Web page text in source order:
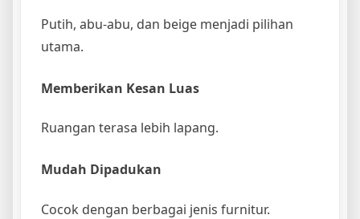
Putih, abu-abu, dan beige menjadi pilihan
utama.
Memberikan Kesan Luas
Ruangan terasa lebih lapang.
Mudah Dipadukan
Cocok dengan berbagai jenis furnitur.